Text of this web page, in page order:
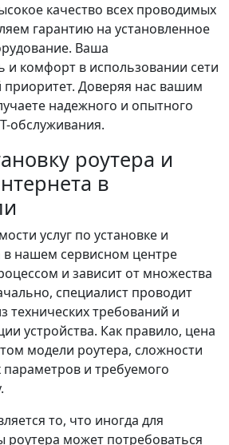
качество всех проводимых
гарантию на установленное
Ваша
и комфорт в использовании сети
приоритет. Доверяя нас вашим
надежного и опытного
обслуживания.
роутера и
в
услуг по установке и
в нашем сервисном центре
и зависит от множества
специалист проводит
технических требований и
устройства. Как правило, цена
модели роутера, сложности
параметров и требуемого
то, что иногда для
роутера может потребоваться